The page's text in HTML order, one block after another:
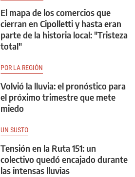
El mapa de los comercios que
cierran en Cipolletti y hasta eran
parte de la historia local: "Tristeza
total"
POR LA REGIÓN
Volvió la lluvia: el pronóstico para
el próximo trimestre que mete
miedo
UN SUSTO
Tensión en la Ruta 151: un
colectivo quedó encajado durante
las intensas lluvias